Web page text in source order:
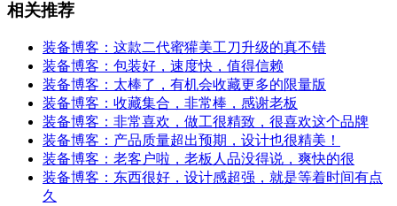
相关推荐
装备博客：这款二代蜜獾美工刀升级的真不错
装备博客：包装好，速度快，值得信赖
装备博客：太棒了，有机会收藏更多的限量版
装备博客：收藏集合，非常棒，感谢老板
装备博客：非常喜欢，做工很精致，很喜欢这个品牌
装备博客：产品质量超出预期，设计也很精美！
装备博客：老客户啦，老板人品没得说，爽快的很
装备博客：东西很好，设计感超强，就是等着时间有点
久